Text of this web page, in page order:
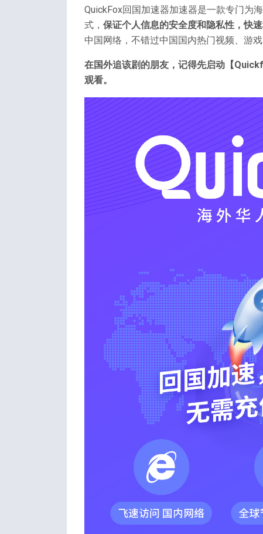
QuickFox回国加速器加速器是一款专门为
式， 保证个人信息的安全度和隐私性，快速
中国网络，不错过中国国内热门视频、游戏
在国外追该剧的朋友，记得先启动【
观看。